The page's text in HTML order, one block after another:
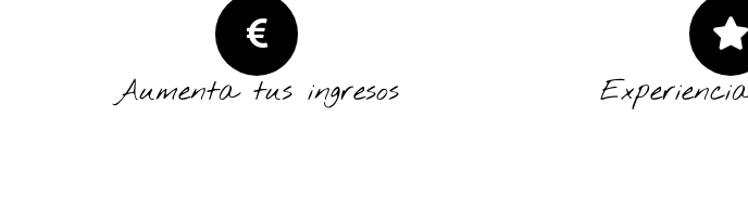
Aumenta tus ingresos